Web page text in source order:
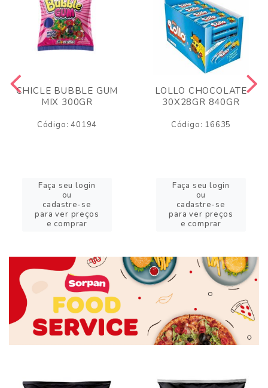
CHICLE BUBBLE GUM
MIX 300GR
Código: 40194
Faça seu login
ou
cadastre-se
para ver preços
e comprar
LOLLO CHOCOLATE
30X28GR 840GR
Código: 16635
Faça seu login
ou
cadastre-se
para ver preços
e comprar